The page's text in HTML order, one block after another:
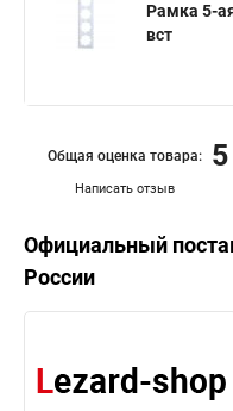
Рамка 5-
вст
Написать отзыв
Общая оценка товара: 5
Официальный
России